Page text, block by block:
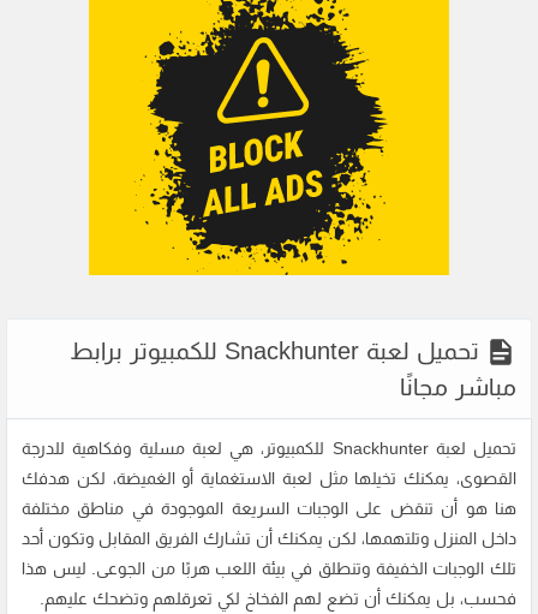
تحميل لعبة Snackhunter للكمبيوتر برابط
مباشر مجانًا
تحميل لعبة Snackhunter للكمبيوتر، هي لعبة مسلية وفكاهية للدرجة
القصوى، يمكنك تخيلها مثل لعبة الاستغماية أو الغميضة، لكن هدفك
هنا هو أن تنقض على الوجبات السريعة الموجودة في مناطق مختلفة
داخل المنزل وتلتهمها، لكن يمكنك أن تشارك الفريق المقابل وتكون أحد
تلك الوجبات الخفيفة وتنطلق في بيئة اللعب هربًا من الجوعى. ليس هذا
فحسب، بل يمكنك أن تضع لهم الفخاخ لكي تعرقلهم وتضحك عليهم.